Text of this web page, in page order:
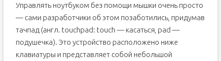
Управлять ноутбуком без помощи мышки очень просто
— сами разработчики об этом позаботились, придумав
тачпад (англ. touchpad: touch — касаться, pad —
подушечка). Это устройство расположено ниже
клавиатуры и представляет собой небольшой